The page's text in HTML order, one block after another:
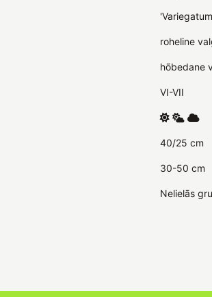
roheline
hõbedane
VI-VII
40/25 cm
30-50 cm
Nelielās